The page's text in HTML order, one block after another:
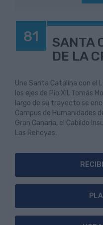
81
SANTA
DE LA
Une Santa Catalina con el
los ejes de Pío XII, Tomás
largo de su trayecto se
Campus de Humanidades
Gran Canaria, el Cabildo
Las Rehoyas.